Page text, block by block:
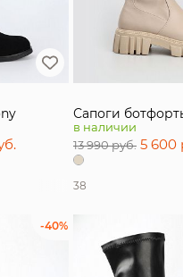
Сапоги
в наличии
13 990 руб. 5 600
38
-40%